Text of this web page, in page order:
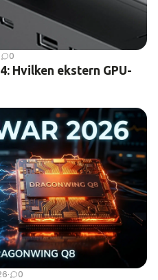
0
Hvilken ekstern GPU-
· 0